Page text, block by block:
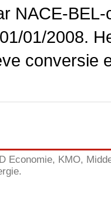
NACE-
01/2008.
conversie
Economie, KMO,